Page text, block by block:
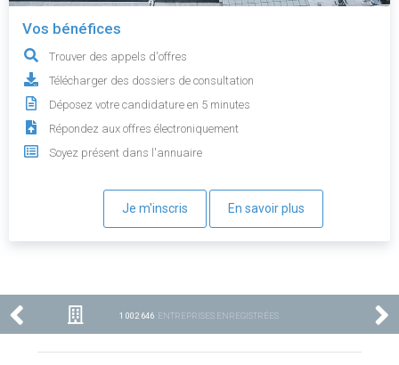
Vos bénéfices
Trouver des appels d'offres
Télécharger des dossiers de consultation
Déposez votre candidature en 5 minutes
Répondez aux offres électroniquement
Soyez présent dans l'annuaire
Je m'inscris En savoir plus
1 002 646 ENTREPRISES ENREGISTRÉES